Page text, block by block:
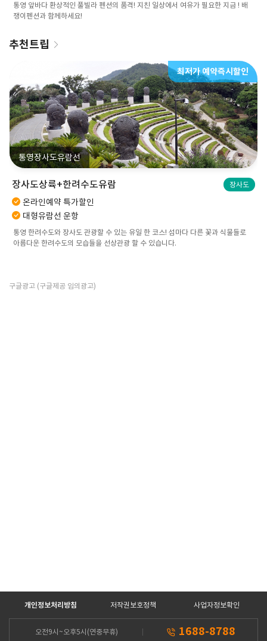
통영 앞바다 환상적인 풀빌라 펜션의 품격! 지친 일상에서 여유가 필요한 지금 ! 배
쟁이펜션과 함께하세요!
추천트립
최저가 예약즉시할인
통영장사도유람선
장사도상륙+한려수도유람 장사도
온라인예약 특가할인
대형유람선 운항
통영 한려수도와 장사도 관광할 수 있는 유일 한 코스! 섬마다 다른 꽃과 식물들로
아름다운 한려수도의 모습들을 선상관광 할 수 있습니다.
구글광고 (구글제공 임의광고)
개인정보처리방침 저작권보호정책 사업자정보확인
오전9시~오후5시(연중무휴) 1688-8788